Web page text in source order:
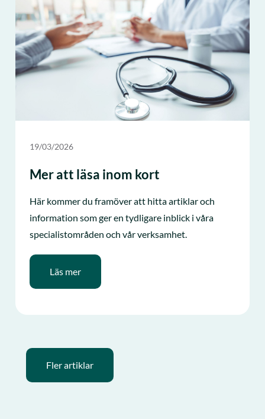
19/03/2026
Mer att läsa inom kort
Här kommer du framöver att hitta artiklar och
information som ger en tydligare inblick i våra
specialistområden och vår verksamhet.
Läs mer
Fler artiklar